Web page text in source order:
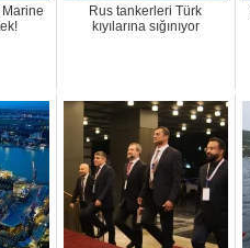
Marine
Rus tankerleri Türk
kıyılarına sığınıyor